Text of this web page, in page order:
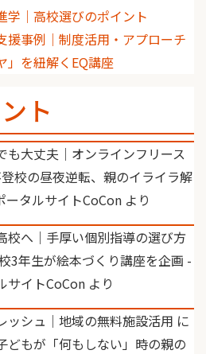
学｜高校選びのポイント
援事例｜制度活用・アプローチ
」を紐解くEQ講座
ト
も大丈夫｜オンラインフリース
校の昼夜逆転、親のイライラ解
ータルサイトCoCon より
校へ｜手厚い個別指導の選び方
3年生が絵本づくり講座を企画 -
サイトCoCon より
ッシュ｜地域の無料施設活用 に
どもが「何もしない」時の親の